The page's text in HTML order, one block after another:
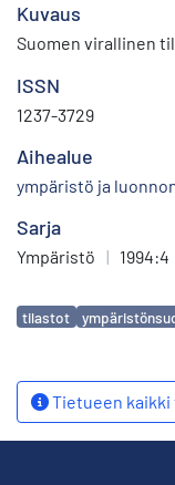
Kuvaus
Suomen virallinen
ISSN
1237-3729
Aihealue
ympäristö ja
Sarja
Ympäristö | 1994:4
Avainsanat
tilastot
Tietueen